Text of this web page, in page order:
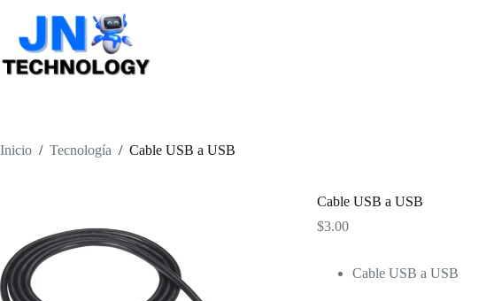
contenido
Inicio / Tecnología / Cable USB a USB
Cable USB a USB
$3.00
Cable USB a USB